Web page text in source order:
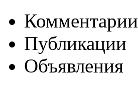
Комментарии
Публикации
Объявления